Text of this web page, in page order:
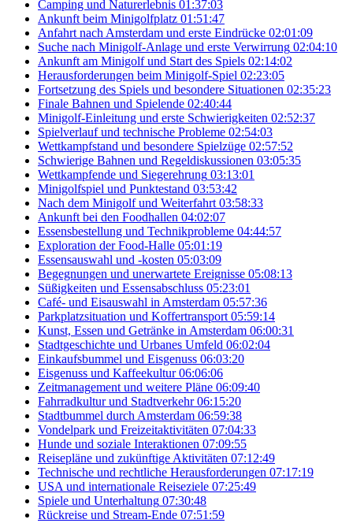
Camping und Naturerlebnis 01:37:03
Ankunft beim Minigolfplatz 01:51:47
Anfahrt nach Amsterdam und erste Eindrücke 02:01:09
Suche nach Minigolf-Anlage und erste Verwirrung 02:04:10
Ankunft am Minigolf und Start des Spiels 02:14:02
Herausforderungen beim Minigolf-Spiel 02:23:05
Fortsetzung des Spiels und besondere Situationen 02:35:23
Finale Bahnen und Spielende 02:40:44
Minigolf-Einleitung und erste Schwierigkeiten 02:52:37
Spielverlauf und technische Probleme 02:54:03
Wettkampfstand und besondere Spielzüge 02:57:52
Schwierige Bahnen und Regeldiskussionen 03:05:35
Wettkampfende und Siegerehrung 03:13:01
Minigolfspiel und Punktestand 03:53:42
Nach dem Minigolf und Weiterfahrt 03:58:33
Ankunft bei den Foodhallen 04:02:07
Essensbestellung und Technikprobleme 04:44:57
Exploration der Food-Halle 05:01:19
Essensauswahl und -kosten 05:03:09
Begegnungen und unerwartete Ereignisse 05:08:13
Süßigkeiten und Essensabschluss 05:23:01
Café- und Eisauswahl in Amsterdam 05:57:36
Parkplatzsituation und Koffertransport 05:59:14
Kunst, Essen und Getränke in Amsterdam 06:00:31
Stadtgeschichte und Urbanes Umfeld 06:02:04
Einkaufsbummel und Eisgenuss 06:03:20
Eisgenuss und Kaffeekultur 06:06:06
Zeitmanagement und weitere Pläne 06:09:40
Fahrradkultur und Stadtverkehr 06:15:20
Stadtbummel durch Amsterdam 06:59:38
Vondelpark und Freizeitaktivitäten 07:04:33
Hunde und soziale Interaktionen 07:09:55
Reisepläne und zukünftige Aktivitäten 07:12:49
Technische und rechtliche Herausforderungen 07:17:19
USA und internationale Reiseziele 07:25:49
Spiele und Unterhaltung 07:30:48
Rückreise und Stream-Ende 07:51:59